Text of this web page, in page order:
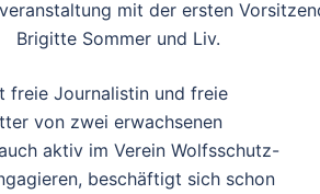
mit der ersten
Brigitte Sommer und Liv.
freie Journalistin und freie
von zwei erwachsenen
aktiv im Verein Wolfsschutz-
beschäftigt sich schon